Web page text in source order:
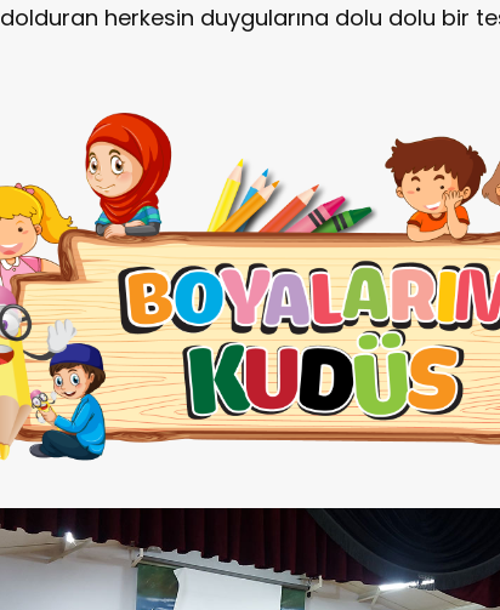
dolduran herkesin duygularına dolu dolu bir